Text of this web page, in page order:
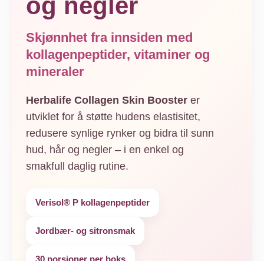
Selen 28 µg
Jod 75,0 µg
Annet stoff
Kollagenhydrolysat
* 1 måleskje (5,7 g) pulver oppløst i 250 ml vann
og negler
Skjønnhet fra innsiden med
kollagenpeptider, vitaminer og
mineraler
Herbalife Collagen Skin Booster er
utviklet for å støtte hudens elastisitet,
redusere synlige rynker og bidra til sunn
hud, hår og negler – i en enkel og
smakfull daglig rutine.
Verisol® P kollagenpeptider
Jordbær- og sitronsmak
30 porsjoner per boks